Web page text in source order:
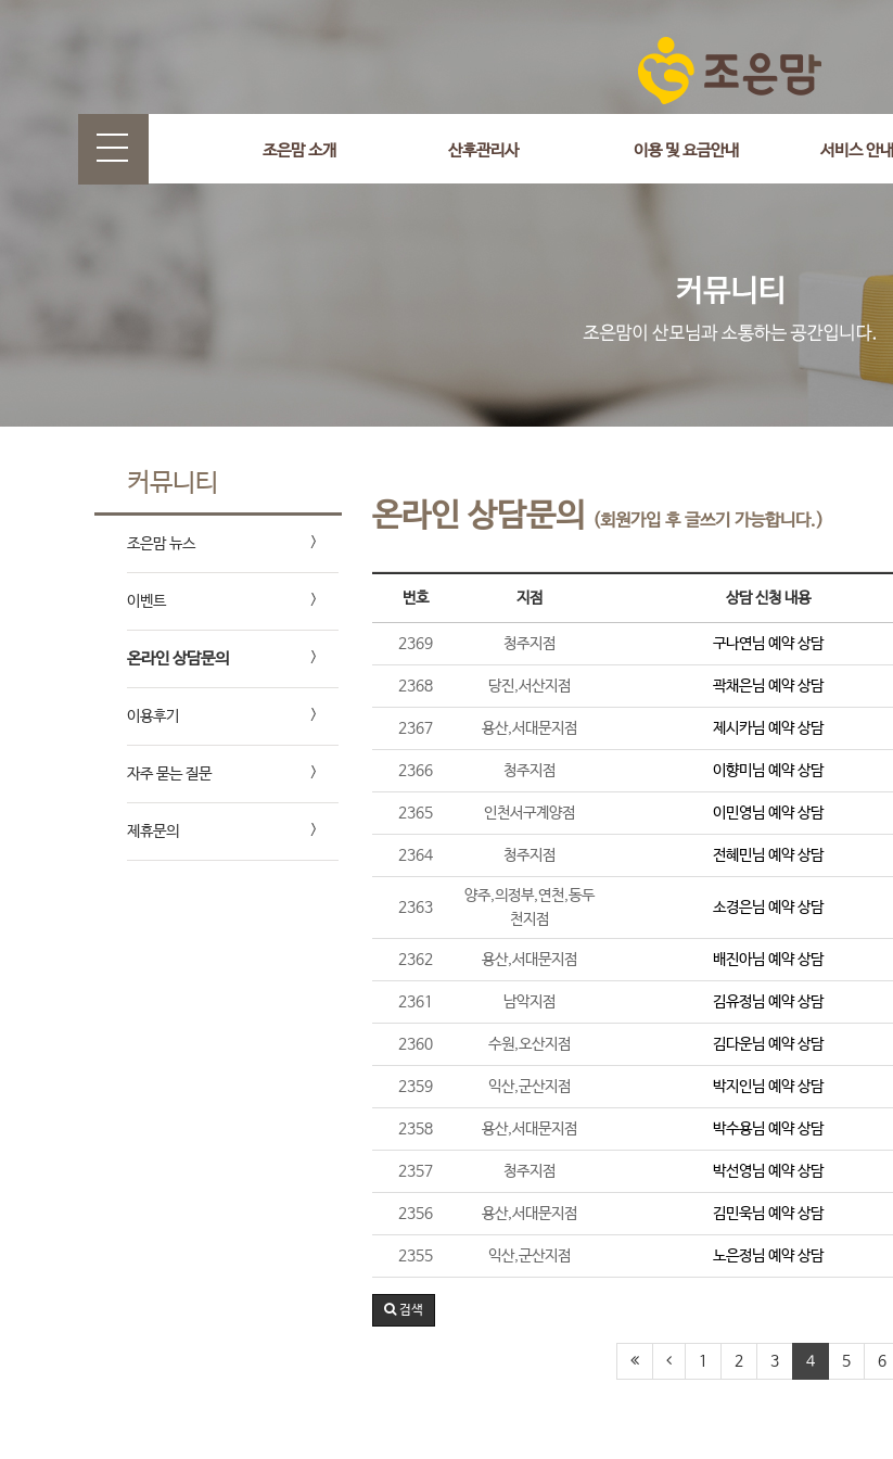
조은맘 소개 산후관리사 이용 및 요금안내 서비스 안내
커뮤니티
조은맘 뉴스
이벤트
온라인 상담문의
이용후기
자주 묻는 질문
제휴문의
온라인 상담문의 (회원가입 후 글쓰기 가능합니다.)
번호 지점 상담 신청 내용
2369 청주지점 구나연님 예약 상담
2368 당진,서산지점 곽채은님 예약 상담
2367 용산,서대문지점 제시카님 예약 상담
2366 청주지점 이향미 님 예약 상담
2365 인천서구계양점 이민영님 예약 상담
2364 청주지점 전혜민님 예약 상담
2363
양주,의정부,연천,동두
천지점
소경은님 예약 상담
2362 용산,서대문지점 배진아님 예약 상담
2361 남악지점 김유정님 예약 상담
2360 수원,오산지점 김다운님 예약 상담
2359 익산,군산지점 박지인님 예약 상담
2358 용산,서대문지점 박수용님 예약 상담
2357 청주지점 박선영님 예약 상담
2356 용산,서대문지점 김민욱님 예약 상담
2355 익산,군산지점 노은정님 예약 상담
검색
1 2 3 4 5 6